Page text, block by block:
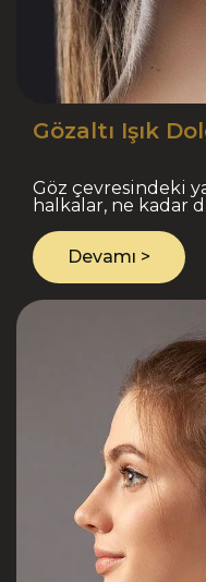
Gözaltı Işık
Göz çevresindeki
halkalar, ne kadar
bir ifade katabili..
Devamı >